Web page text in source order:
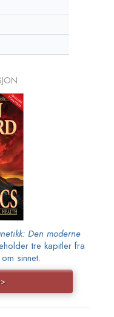
Den moderne
tre kapitler fra
sinnet.